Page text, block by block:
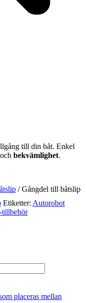
till din båt. Enkel
och bekvämlighet.
/Gångdel till båtslip
Etiketter: Autorobot
tillbehör